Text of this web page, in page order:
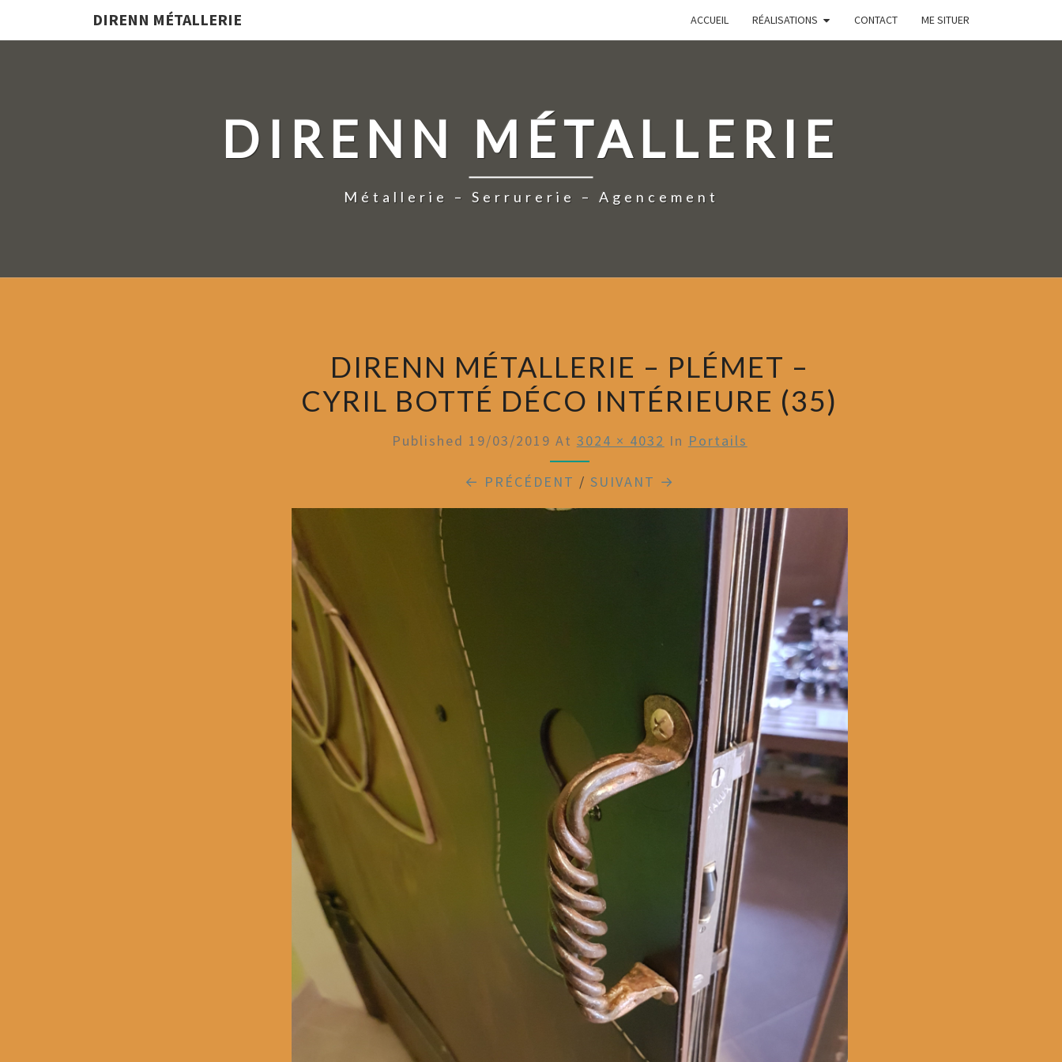
DIRENN MÉTALLERIE ACCUEIL RÉALISATIONS CONTACT ME SITUER
DIRENN MÉTALLERIE
Métallerie – Serrurerie – Agencement
DIRENN MÉTALLERIE – PLÉMET –
CYRIL BOTTÉ DÉCO INTÉRIEURE (35)
Published 19/03/2019 At 3024 × 4032 In Portails
← PRÉCÉDENT / SUIVANT →